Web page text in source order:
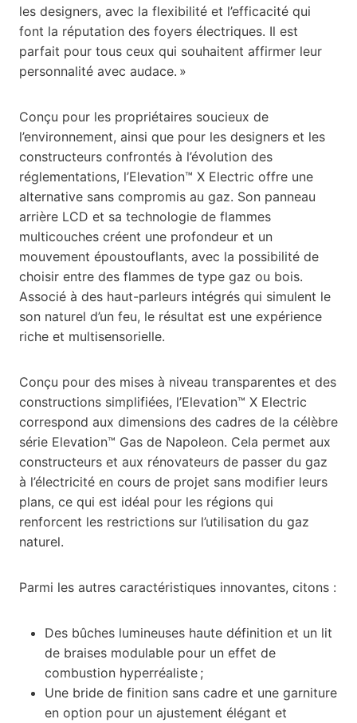
les designers, avec la flexibilité et l’efficacité qui
font la réputation des foyers électriques. Il est
parfait pour tous ceux qui souhaitent affirmer leur
personnalité avec audace. »
Conçu pour les propriétaires soucieux de
l’environnement, ainsi que pour les designers et les
constructeurs confrontés à l’évolution des
réglementations, l’Elevation™ X Electric offre une
alternative sans compromis au gaz. Son panneau
arrière LCD et sa technologie de flammes
multicouches créent une profondeur et un
mouvement époustouflants, avec la possibilité de
choisir entre des flammes de type gaz ou bois.
Associé à des haut-parleurs intégrés qui simulent le
son naturel d’un feu, le résultat est une expérience
riche et multisensorielle.
Conçu pour des mises à niveau transparentes et des
constructions simplifiées, l’Elevation™ X Electric
correspond aux dimensions des cadres de la célèbre
série Elevation™ Gas de Napoleon. Cela permet aux
constructeurs et aux rénovateurs de passer du gaz
à l’électricité en cours de projet sans modifier leurs
plans, ce qui est idéal pour les régions qui
renforcent les restrictions sur l’utilisation du gaz
naturel.
Parmi les autres caractéristiques innovantes, citons :
Des bûches lumineuses haute définition et un lit
de braises modulable pour un effet de
combustion hyperréaliste ;
Une bride de finition sans cadre et une garniture
en option pour un ajustement élégant et